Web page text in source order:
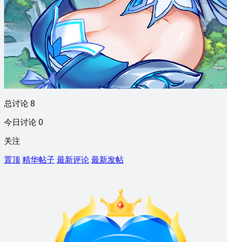
总讨论 8
今日讨论 0
关注
置顶 精华帖子 最新评论 最新发帖